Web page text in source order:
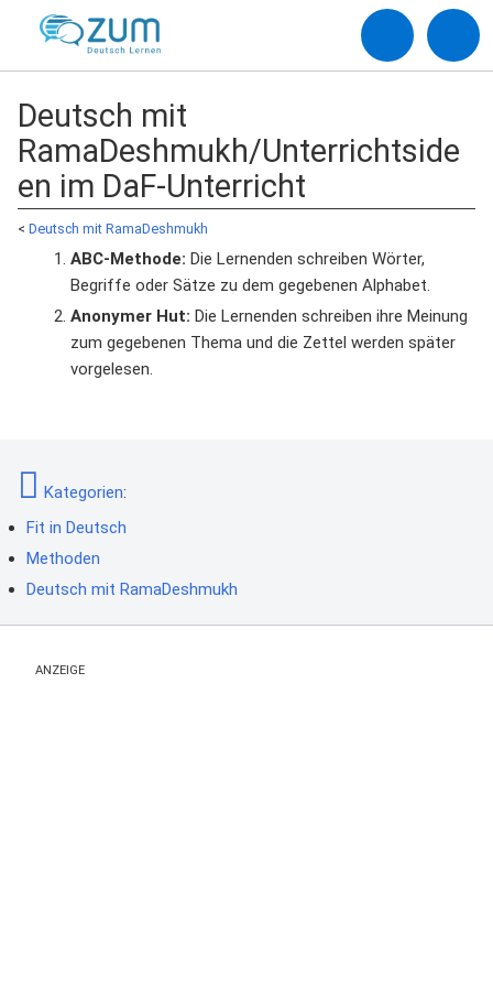
Deutsch mit
RamaDeshmukh/Unterrichtside
en im DaF-Unterricht
< Deutsch mit RamaDeshmukh
ABC-Methode: Die Lernenden schreiben Wörter,
Begriffe oder Sätze zu dem gegebenen Alphabet.
Anonymer Hut: Die Lernenden schreiben ihre Meinung
zum gegebenen Thema und die Zettel werden später
vorgelesen.
Kategorien:
Fit in Deutsch
Methoden
Deutsch mit RamaDeshmukh
ANZEIGE